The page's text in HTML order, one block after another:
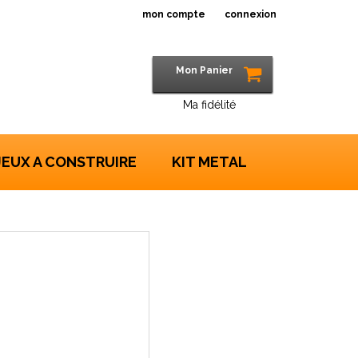
mon compte connexion
Mon Panier
Ma fidélité
A CONSTRUIRE KIT METAL